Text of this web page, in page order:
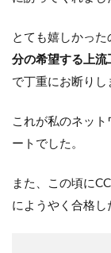
とても嬉しかっ
分の希望する上
で丁重にお断りし
これが私のネッ
ートでした。
また、この頃に
にようやく合格